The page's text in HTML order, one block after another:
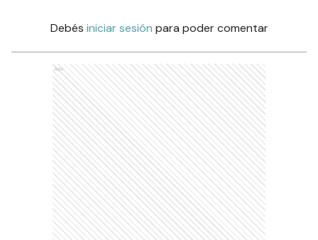
Debés iniciar sesión para poder comentar
Ads